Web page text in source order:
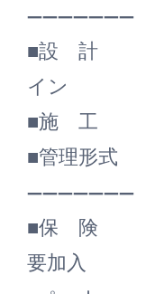
―――――――
■設 計 株
イン
■施 工 ス
■管理形式
―――――――
■保 険 借
要加入